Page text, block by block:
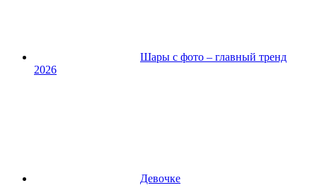
Шары с фото – главный тренд
2026
Девочке